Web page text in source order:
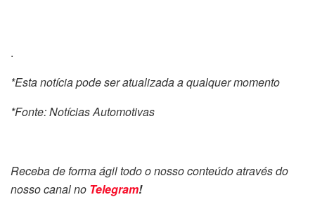
.
*Esta notícia pode ser atualizada a qualquer momento
*Fonte: Notícias Automotivas
Receba de forma ágil todo o nosso conteúdo através do
nosso canal no Telegram!